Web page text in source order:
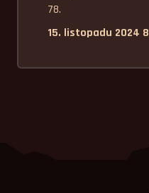
78.
15. listopadu 2024